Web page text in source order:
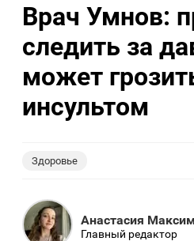
Врач Умнов:
следить за
может
инсультом
Здоровье
Анастасия
Главный редактор